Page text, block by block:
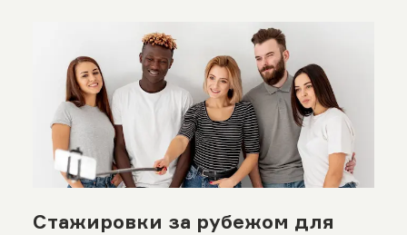
Стажировки за рубежом для